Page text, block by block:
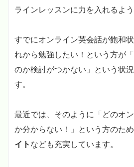
ラインレッスンに力を入れるよう
すでにオンライン英会話が飽和
れから勉強したい！という方が
のか検討がつかない」という状
す。
最近では、そのように「どのオ
か分からない！」という方のため
イト なども充実しています。